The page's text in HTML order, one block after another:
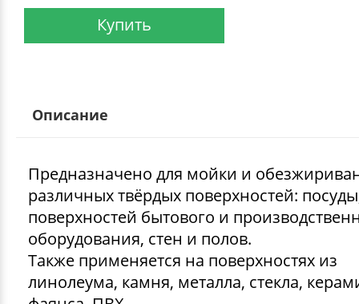
Купить
Описание
Предназначено для мойки и
различных твёрдых поверхностей:
поверхностей бытового и
оборудования, стен и полов.
Также применяется на поверхностях из
линолеума, камня, металла, стекла,